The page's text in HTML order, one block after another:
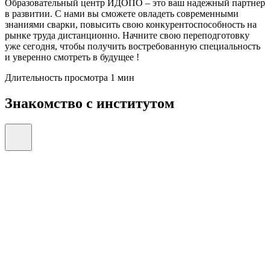
Образовательный центр ИДОПО – это ваш надежный партнер
в развитии. С нами вы сможете овладеть современными
знаниями сварки, повысить свою конкурентоспособность на
рынке труда дистанционно. Начните свою переподготовку
уже сегодня, чтобы получить востребованную специальность
и уверенно смотреть в будущее !
Длительность просмотра 1 мин
Знакомство с институтом